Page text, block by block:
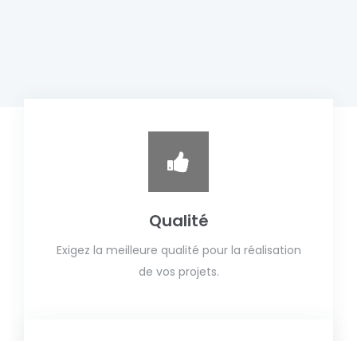
Qualité
Exigez la meilleure qualité pour la réalisation
de vos projets.